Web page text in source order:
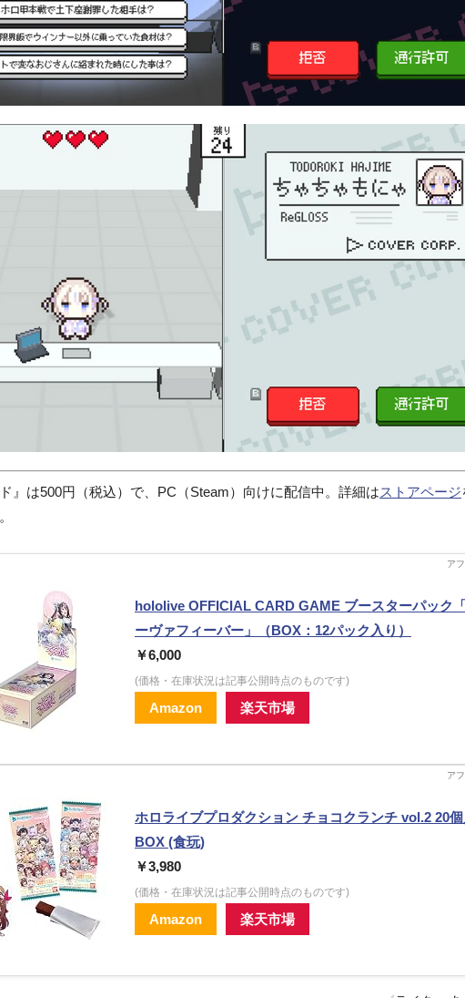
ド』は500円（税込）で、PC（Steam）向けに配信中。詳細はストアページ
hololive OFFICIAL CARD GAME ブースターパック
ーヴァフィーバー」（BOX：12パック入り）
￥6,000
(価格・在庫状況は記事公開時点のものです)
Amazon 楽天市場
ホロライブプロダクション チョコクランチ vol.2 20個
BOX (食玩)
￥3,980
(価格・在庫状況は記事公開時点のものです)
Amazon 楽天市場